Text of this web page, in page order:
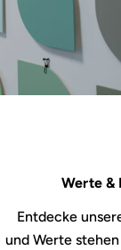
Werte &
Entdecke
und Werte